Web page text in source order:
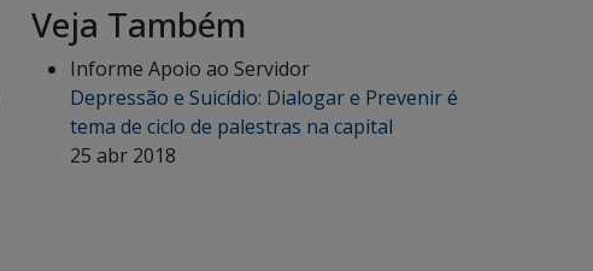
Veja Também
Informe Apoio ao Servidor
Depressão e Suicídio: Dialogar e Prevenir é
tema de ciclo de palestras na capital
25 abr 2018